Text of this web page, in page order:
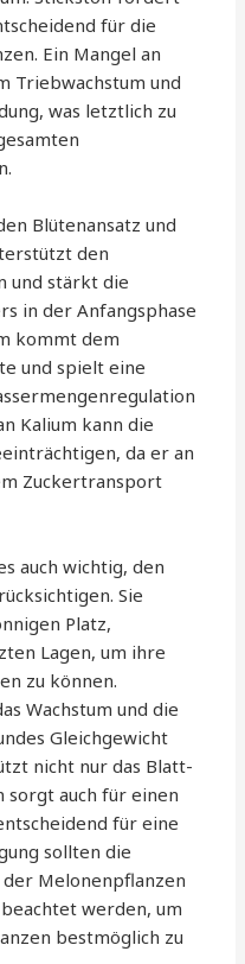
für die
Ein Mangel an
Triebwachstum und
was letztlich zu
Blütenansatz und
den
und stärkt die
in der Anfangsphase
kommt dem
und spielt eine
Kalium kann die
da er an
Zuckertransport
auch wichtig, den
Sie
Platz,
Lagen, um ihre
zu können.
Wachstum und die
Gleichgewicht
nicht nur das Blatt-
sorgt auch für einen
für eine
sollten die
Melonenpflanzen
werden, um
bestmöglich zu